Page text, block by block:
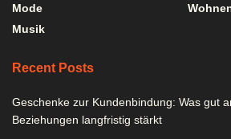
Mode
Musik
Recent Posts
Geschenke zur Kundenbindung: Was gut
Beziehungen langfristig stärkt